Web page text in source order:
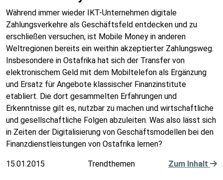
Während immer wieder IKT-Unternehmen digitale
Zahlungsverkehre als Geschäftsfeld entdecken und zu
erschließen versuchen, ist Mobile Money in anderen
Weltregionen bereits ein weithin akzeptierter Zahlungsweg.
Insbesondere in Ostafrika hat sich der Transfer von
elektronischem Geld mit dem Mobiltelefon als Ergänzung
und Ersatz für Angebote klassischer Finanzinstitute
etabliert. Die dort gesammelten Erfahrungen und
Erkenntnisse gilt es, nutzbar zu machen und wirtschaftliche
und gesellschaftliche Folgen abzuleiten. Was also lässt sich
in Zeiten der Digitalisierung von Geschäftsmodellen bei den
Finanzdienstleistungen von Ostafrika lernen?
15.01.2015 Trendthemen Zum Inhalt